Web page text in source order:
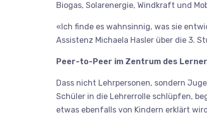
Biogas, Solarenergie, Windkraft und
«Ich finde es wahnsinnig, was sie
Assistenz Michaela Hasler über die 3.
Peer-to-Peer im Zentrum des
Dass nicht Lehrpersonen, sondern
Schüler in die Lehrerrolle schlüpfen,
etwas ebenfalls von Kindern erklärt